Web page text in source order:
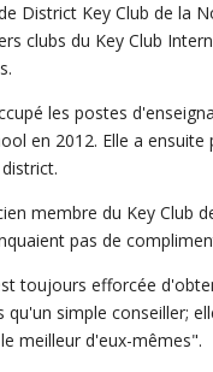
District Key Club de la
clubs du Key Club
les postes
en 2012. Elle a
membre du Key Club
pas de
toujours efforcée
qu'un simple conseiller;
meilleur d'eux-mêmes".